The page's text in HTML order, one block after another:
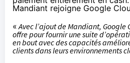
Mandiant rejoigne Google
«Avec l’ajout de Mandiant, Google
offre pour fournir une suite
en bout avec des capacités
clients dans leurs environnements